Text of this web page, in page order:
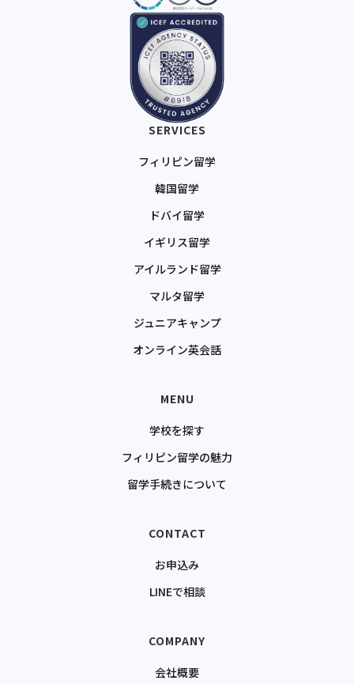
SERVICES
フィリピン留学
韓国留学
ドバイ留学
イギリス留学
アイルランド留学
マルタ留学
ジュニアキャンプ
オンライン英会話
MENU
学校を探す
フィリピン留学の魅力
留学手続きについて
CONTACT
お申込み
LINEで相談
COMPANY
会社概要